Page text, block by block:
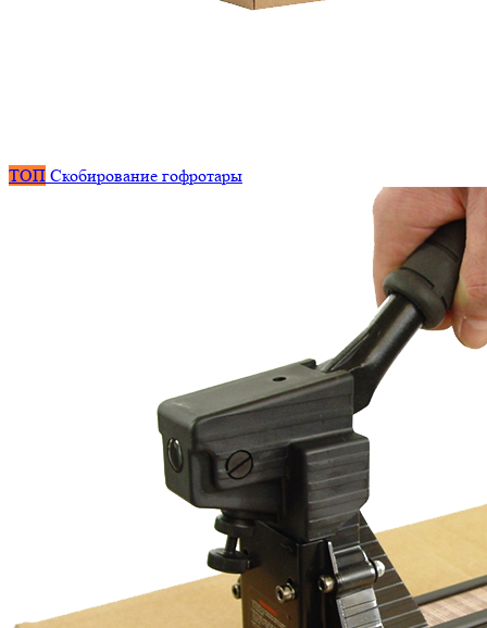
ТОП Скобирование гофротары